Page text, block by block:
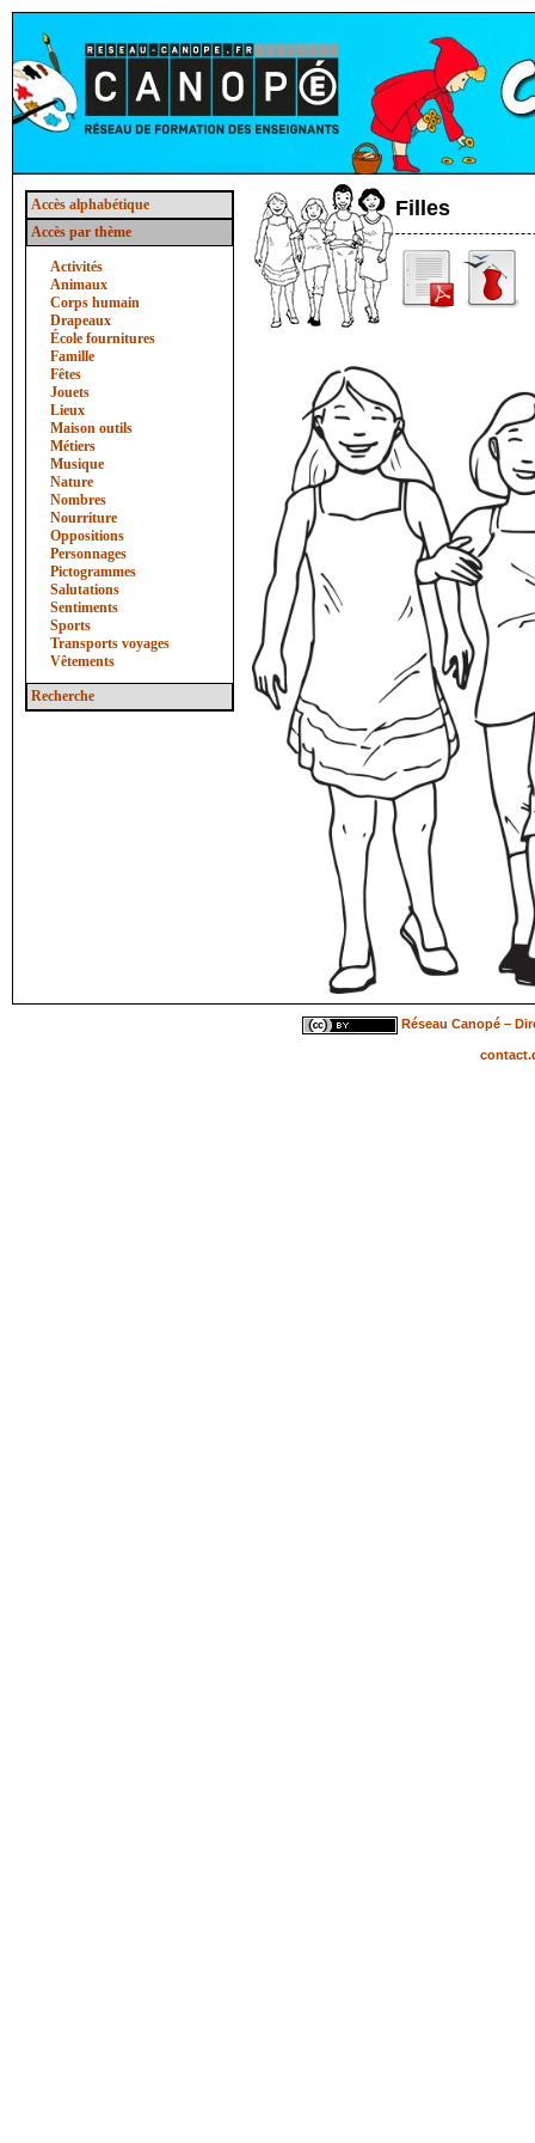
Accès alphabétique
Accès par thème
Activités
Animaux
Corps humain
Drapeaux
École fournitures
Famille
Fêtes
Jouets
Lieux
Maison outils
Métiers
Musique
Nature
Nombres
Nourriture
Oppositions
Personnages
Pictogrammes
Salutations
Sentiments
Sports
Transports voyages
Vêtements
Recherche
Filles
Réseau Canopé –